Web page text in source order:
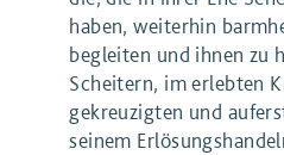
haben, weiterhin
begleiten und ihnen zu
Scheitern, im erlebten
gekreuzigten und
seinem